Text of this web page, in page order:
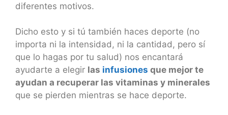
diferentes motivos.
Dicho esto y si tú también haces deporte (no
importa ni la intensidad, ni la cantidad, pero sí
que lo hagas por tu salud) nos encantará
ayudarte a elegir las infusiones que mejor te
ayudan a recuperar las vitaminas y minerales
que se pierden mientras se hace deporte.